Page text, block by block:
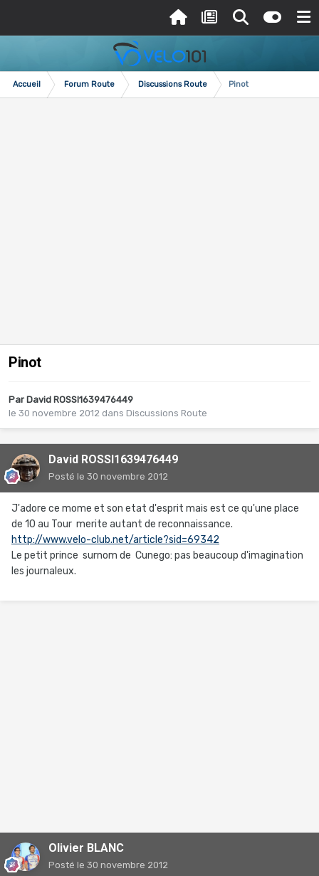
Accueil Forum Route Discussions Route Pinot
Pinot
Par David ROSSI1639476449
le 30 novembre 2012 dans Discussions Route
David ROSSI1639476449
Posté le 30 novembre 2012
J'adore ce mome et son etat d'esprit mais est ce qu'une place
de 10 au Tour merite autant de reconnaissance.
http://www.velo-club.net/article?sid=69342
Le petit prince surnom de Cunego: pas beaucoup d'imagination
les journaleux.
Olivier BLANC
Posté le 30 novembre 2012